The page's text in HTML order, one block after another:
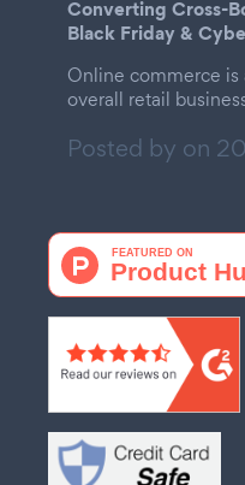
Converting Cross-
Black Friday &
Online commerce
overall retail
Posted by on